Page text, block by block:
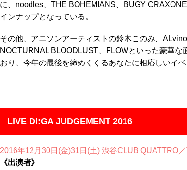
に、noodles、THE BOHEMIANS、BUGY
インナップとなっている。
その他、アニソンアーティストの鈴木このみ、
NOCTURNAL BLOODLUST、FLOWといった豪華
おり、今年の最後を締めくくるあなたに相応しいイ
LIVE DI:GA JUDGEMENT 2016
2016年12月30日(金)31日(土) 渋谷CLUB QUATTRO
《出演者》